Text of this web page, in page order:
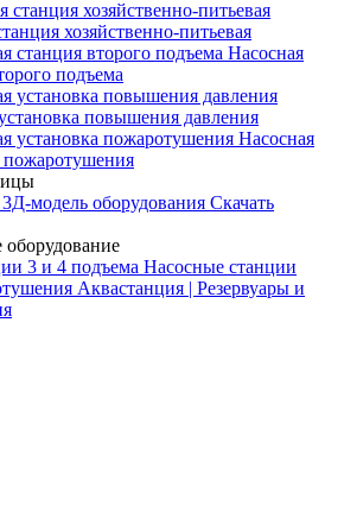
хозяйственно-питьевая
Насосная
подъема
повышения давления
Насосная
пожаротушения
3Д-модель оборудования Скачать
оборудование
3 и 4 подъема Насосные станции
Аквастанция | Резервуары и